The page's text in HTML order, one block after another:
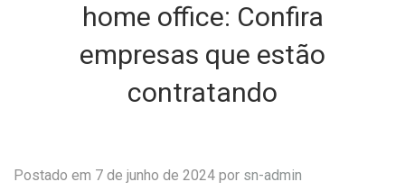
home office: Confira
empresas que estão
contratando
Postado em 7 de junho de 2024 por sn-admin